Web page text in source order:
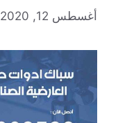
أغسطس 12, 2020